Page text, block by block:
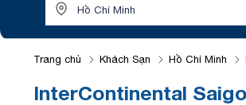
Trang chủ Khách Sạn Hồ Chí Minh
InterContinental